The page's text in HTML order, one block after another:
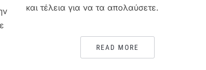
και τέλεια για να τα απολαύσετε.
READ MORE